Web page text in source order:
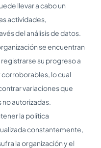
llevar a cabo un
actividades,
del análisis de datos.
se encuentran
su progreso a
lo cual
variaciones que
autorizadas.
la política
constantemente,
la organización y el